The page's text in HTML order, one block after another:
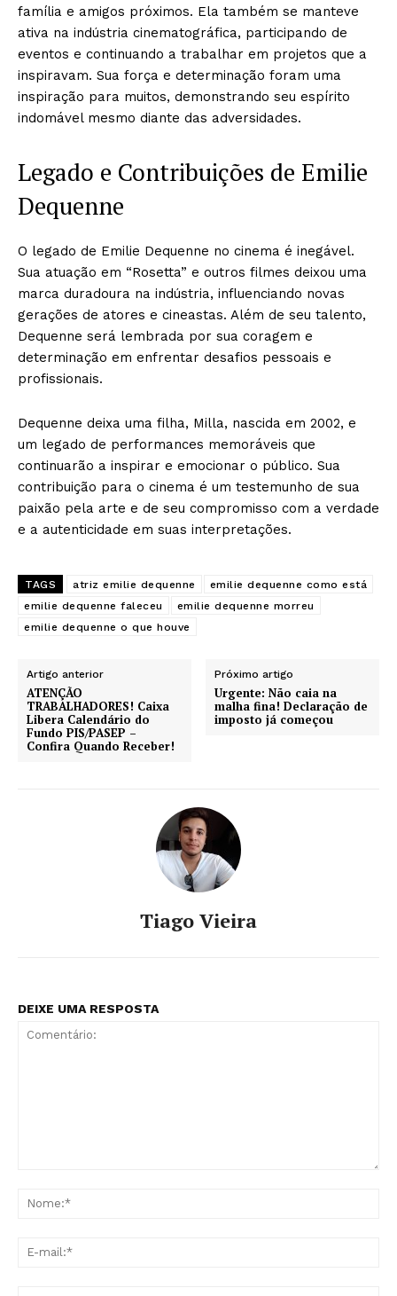
família e amigos próximos. Ela também se manteve
ativa na indústria cinematográfica, participando de
eventos e continuando a trabalhar em projetos que a
inspiravam. Sua força e determinação foram uma
inspiração para muitos, demonstrando seu espírito
indomável mesmo diante das adversidades.
Legado e Contribuições de Emilie
Dequenne
O legado de Emilie Dequenne no cinema é inegável.
Sua atuação em “Rosetta” e outros filmes deixou uma
marca duradoura na indústria, influenciando novas
gerações de atores e cineastas. Além de seu talento,
Dequenne será lembrada por sua coragem e
determinação em enfrentar desafios pessoais e
profissionais.
Dequenne deixa uma filha, Milla, nascida em 2002, e
um legado de performances memoráveis que
continuarão a inspirar e emocionar o público. Sua
contribuição para o cinema é um testemunho de sua
paixão pela arte e de seu compromisso com a verdade
e a autenticidade em suas interpretações.
TAGS atriz emilie dequenne
emilie dequenne como está
emilie dequenne faleceu
emilie dequenne morreu
emilie dequenne o que houve
Artigo anterior
ATENÇÃO
TRABALHADORES! Caixa
Libera Calendário do
Fundo PIS/PASEP –
Confira Quando Receber!
Próximo artigo
Urgente: Não caia na
malha fina! Declaração de
imposto já começou
Tiago Vieira
DEIXE UMA RESPOSTA